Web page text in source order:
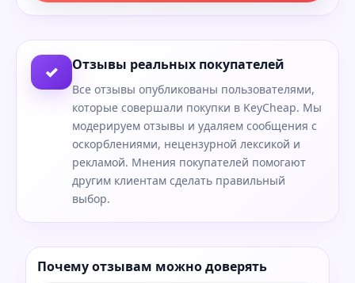
✓ Отзывы реальных покупателей
Все отзывы опубликованы пользователями,
которые совершали покупки в KeyCheap. Мы
модерируем отзывы и удаляем сообщения с
оскорблениями, нецензурной лексикой и
рекламой. Мнения покупателей помогают
другим клиентам сделать правильный
выбор.
Почему отзывам можно доверять